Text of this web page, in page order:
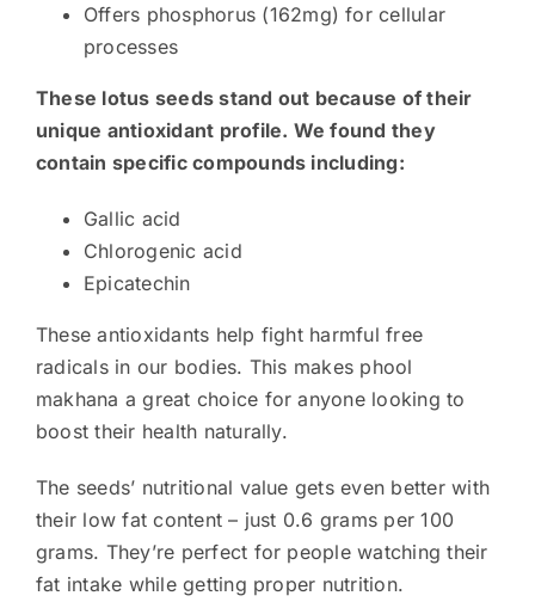
Offers phosphorus (162mg) for cellular
processes
These lotus seeds stand out because of their
unique antioxidant profile. We found they
contain specific compounds including:
Gallic acid
Chlorogenic acid
Epicatechin
These antioxidants help fight harmful free
radicals in our bodies. This makes phool
makhana a great choice for anyone looking to
boost their health naturally.
The seeds’ nutritional value gets even better with
their low fat content – just 0.6 grams per 100
grams. They’re perfect for people watching their
fat intake while getting proper nutrition.